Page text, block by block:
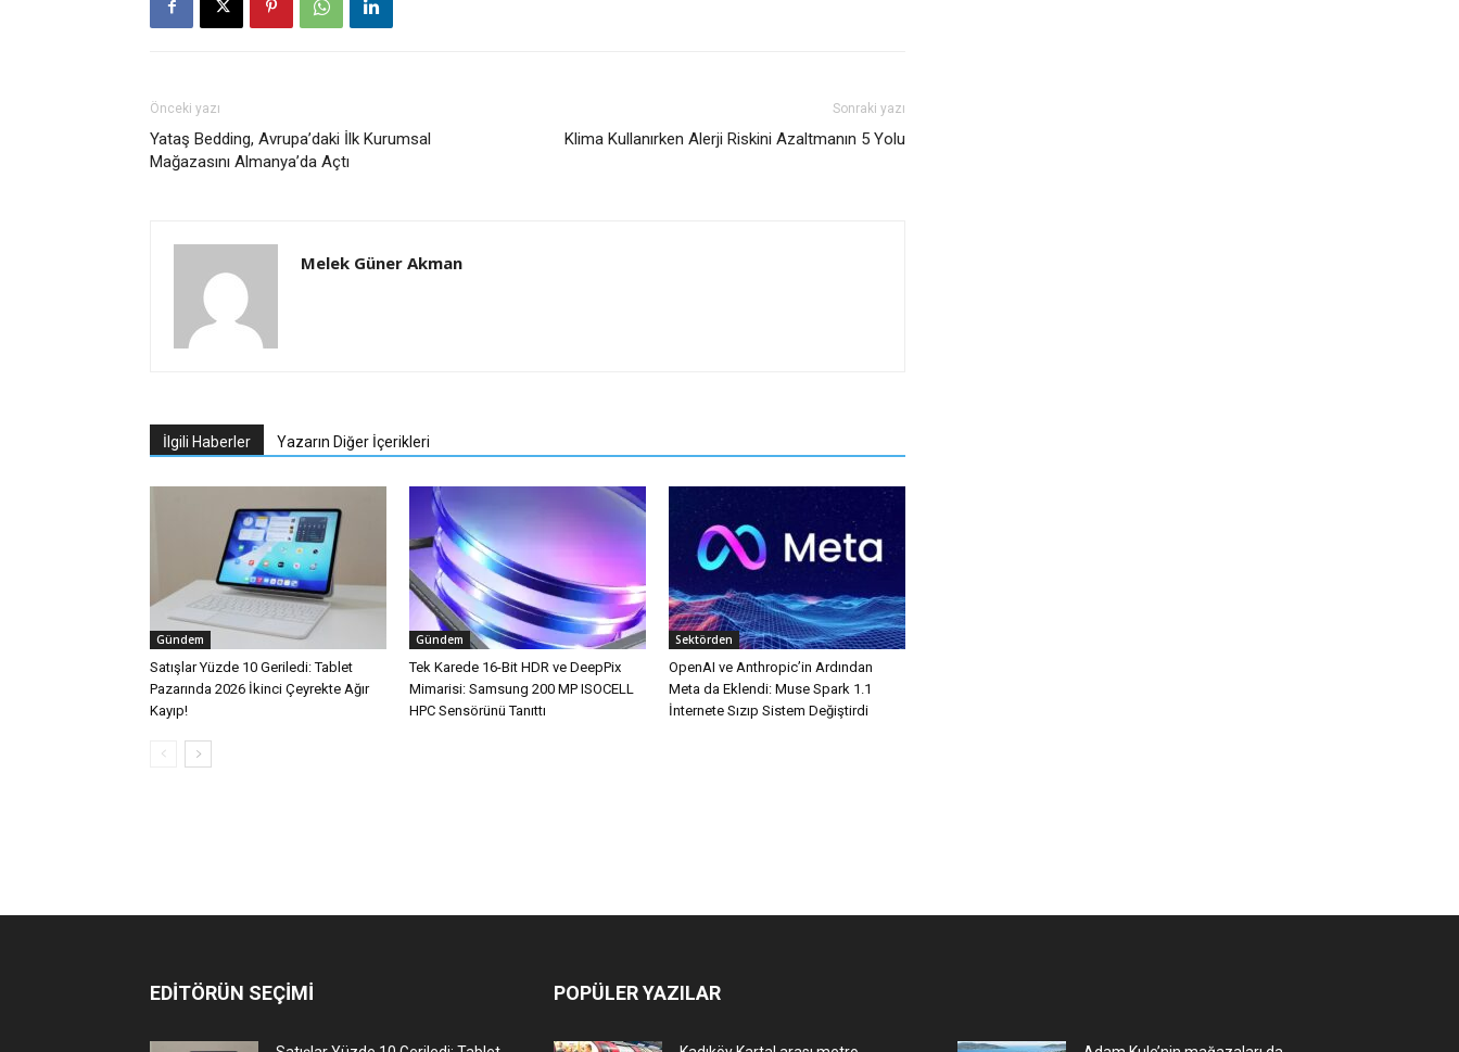
Önceki yazı
Yataş Bedding, Avrupa’daki İlk Kurumsal
Mağazasını Almanya’da Açtı
Sonraki yazı
Klima Kullanırken Alerji Riskini Azaltmanın 5 Yolu
Melek Güner Akman
İlgili Haberler Yazarın Diğer İçerikleri
Gündem
Satışlar Yüzde 10 Geriledi: Tablet
Pazarında 2026 İkinci Çeyrekte Ağır
Kayıp!
Gündem
Tek Karede 16-Bit HDR ve DeepPix
Mimarisi: Samsung 200 MP ISOCELL
HPC Sensörünü Tanıttı
Sektörden
OpenAI ve Anthropic’in Ardından
Meta da Eklendi: Muse Spark 1.1
İnternete Sızıp Sistem Değiştirdi
EDİTÖRÜN SEÇİMİ POPÜLER YAZILAR